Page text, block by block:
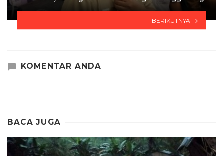
BERIKUTNYA
KOMENTAR ANDA
BACA JUGA